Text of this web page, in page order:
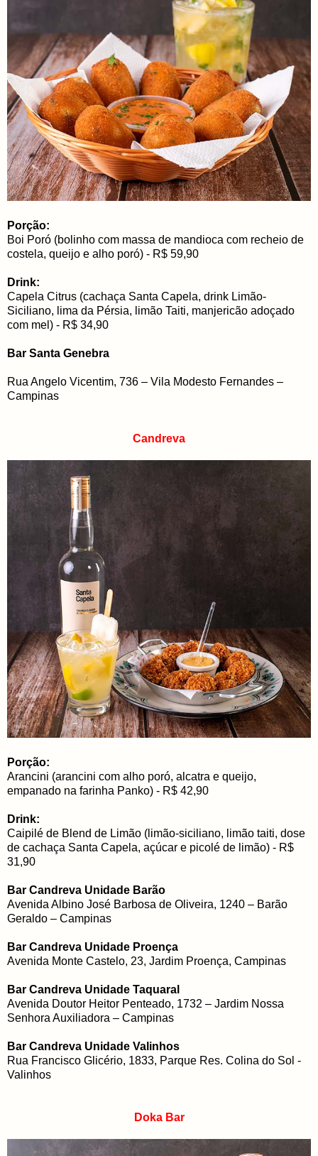
Porção:
Boi Poró (bolinho com massa de mandioca com recheio de
costela, queijo e alho poró) - R$ 59,90
Drink:
Capela Citrus (cachaça Santa Capela, drink Limão-
Siciliano, lima da Pérsia, limão Taiti, manjericão adoçado
com mel) - R$ 34,90
Bar Santa Genebra
Rua Angelo Vicentim, 736 – Vila Modesto Fernandes –
Campinas
Candreva
Porção:
Arancini (arancini com alho poró, alcatra e queijo,
empanado na farinha Panko) - R$ 42,90
Drink:
Caipilé de Blend de Limão (limão-siciliano, limão taiti, dose
de cachaça Santa Capela, açúcar e picolé de limão) - R$
31,90
Bar Candreva Unidade Barão
Avenida Albino José Barbosa de Oliveira, 1240 – Barão
Geraldo – Campinas
Bar Candreva Unidade Proença
Avenida Monte Castelo, 23, Jardim Proença, Campinas
Bar Candreva Unidade Taquaral
Avenida Doutor Heitor Penteado, 1732 – Jardim Nossa
Senhora Auxiliadora – Campinas
Bar Candreva Unidade Valinhos
Rua Francisco Glicério, 1833, Parque Res. Colina do Sol -
Valinhos
Doka Bar